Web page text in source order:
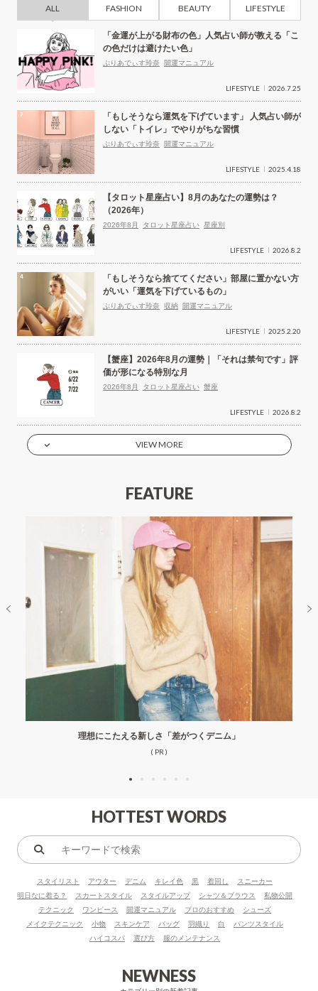
ALL FASHION BEAUTY LIFESTYLE
「金運が上がる財布の色」人気占い師が教える「こ
の色だけは避けたい色」
ぷりあでぃす玲奈 開運マニュアル
LIFESTYLE 2026.7.25
「もしそうなら運気を下げています」 人気占い師が
しない「トイレ」でやりがちな習慣
ぷりあでぃす玲奈 開運マニュアル
LIFESTYLE 2025.4.18
【タロット星座占い】8月のあなたの運勢は？
（2026年）
2026年8月 タロット星座占い 星座別
LIFESTYLE 2026.8.2
「もしそうなら捨ててください」部屋に置かない方
がいい「運気を下げているもの」
ぷりあでぃす玲奈 収納 開運マニュアル
LIFESTYLE 2025.2.20
【蟹座】2026年8月の運勢｜「それは禁句です」評
価が形になる特別な月
2026年8月 タロット星座占い 蟹座
LIFESTYLE 2026.8.2
VIEW MORE
FEATURE
理想にこたえる新しさ「差がつくデニム」
( PR )
HOTTEST WORDS
キ
ワ
ー
ド
で
スタイリスト アウター デニム キレイ色 黒 着回し
スニーカー
明日なに着る？
スカートスタイル スタイルアップ シャツ＆ブラウス
私物公開
テクニック
ワンピース 開運マニュアル プロのおすすめ
シューズ
メイクテクニック
小物 スキンケア バッグ 羽織り 白
パンツスタイル
ハイコスパ
選び方 服のメンテナンス
NEWNESS